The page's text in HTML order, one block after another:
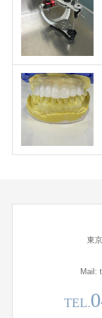
東
Mail:
TEL.